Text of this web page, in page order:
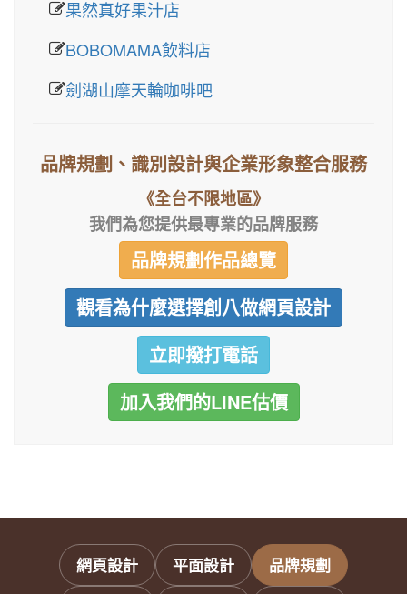
果然真好果汁店
BOBOMAMA飲料店
劍湖山摩天輪咖啡吧
品牌規劃、識別設計與企業形象整合服務
《全台不限地區》
我們為您提供最專業的品牌服務
品牌規劃作品總覽
觀看為什麼選擇創八做網頁設計
立即撥打電話
加入我們的LINE估價
網頁設計 平面設計
品牌規劃